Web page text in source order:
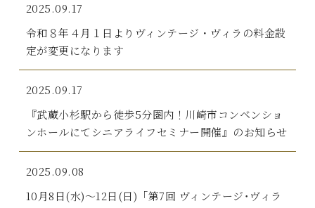
2025.09.17
令和８年４月１日よりヴィンテージ・ヴィラの料金設
定が変更になります
2025.09.17
『武蔵小杉駅から徒歩5分圏内！川崎市コンベンショ
ンホールにてシニアライフセミナー開催』のお知らせ
2025.09.08
10月8日(水)～12日(日)「第7回 ヴィンテージ･ヴィラ